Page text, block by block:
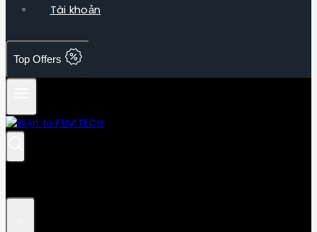
Tài khoản
Top Offers